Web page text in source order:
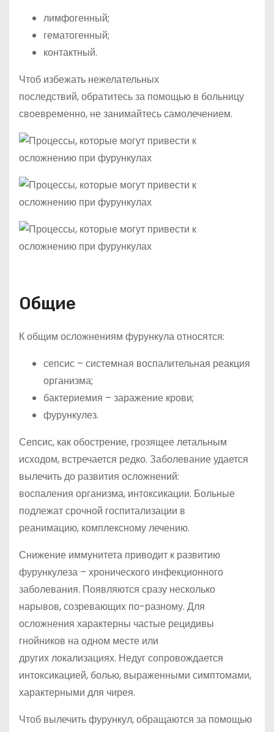
лимфогенный;
гематогенный;
контактный.
Чтоб избежать нежелательных
последствий, обратитесь за помощью в больницу
своевременно, не занимайтесь самолечением.
Общие
К общим осложнениям фурункула относятся:
сепсис – системная воспалительная реакция
организма;
бактериемия – заражение крови;
фурункулез.
Сепсис, как обострение, грозящее летальным
исходом, встречается редко. Заболевание удается
вылечить до развития осложнений:
воспаления организма, интоксикации. Больные
подлежат срочной госпитализации в
реанимацию, комплексному лечению.
Снижение иммунитета приводит к развитию
фурункулеза – хронического инфекционного
заболевания. Появляются сразу несколько
нарывов, созревающих по-разному. Для
осложнения характерны частые рецидивы
гнойников на одном месте или
других локализациях. Недуг сопровождается
интоксикацией, болью, выраженными симптомами,
характерными для чирея.
Чтоб вылечить фурункул, обращаются за помощью